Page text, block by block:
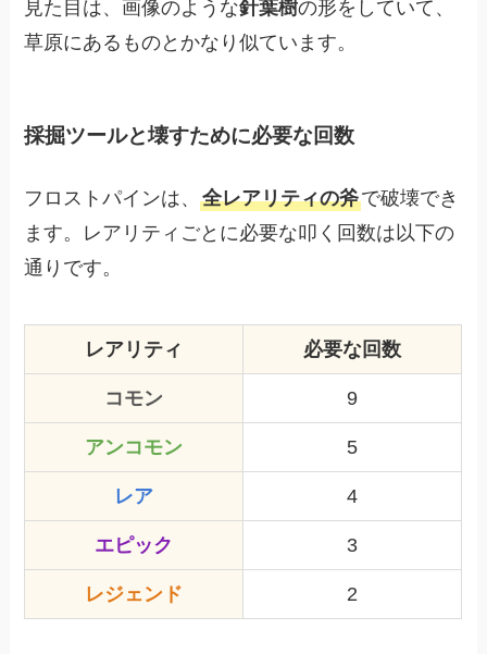
見た目は、画像のような針葉樹の形をしていて、
草原にあるものとかなり似ています。
採掘ツールと壊すために必要な回数
フロストパインは、全レアリティの斧で破壊でき
ます。レアリティごとに必要な叩く回数は以下の
通りです。
レアリティ 必要な回数
コモン 9
アンコモン 5
レア 4
エピック 3
レジェンド 2